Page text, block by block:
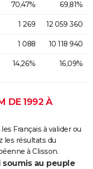
70,47% 69,81%
1 269 12 059 360
1 088 10 118 940
14,26% 16,09%
DE 1992 À
Français à valider ou
les résultats du
à Clisson.
au peuple